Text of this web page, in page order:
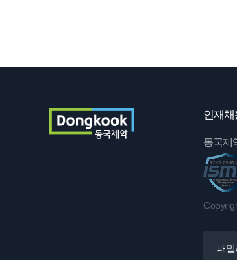
인재채
동국제
패밀